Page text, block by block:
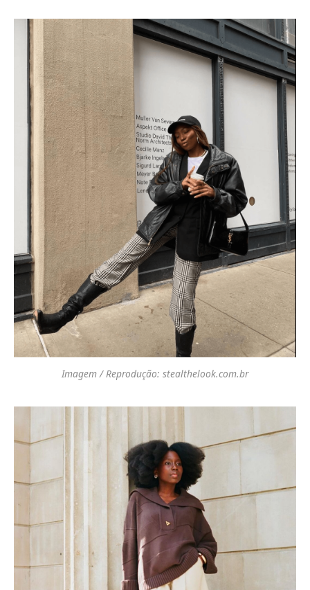
Imagem / Reprodução: stealthelook.com.br